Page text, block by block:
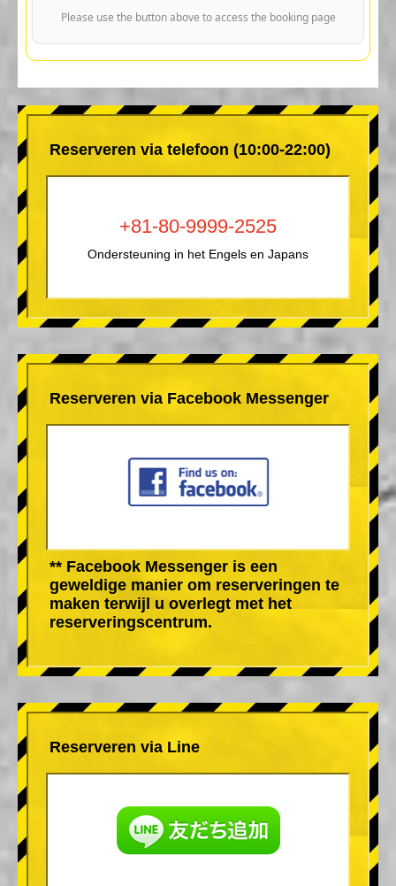
Please use the button above to access the booking page
Reserveren via telefoon (10:00-22:00)
+81-80-9999-2525
Ondersteuning in het Engels en Japans
Reserveren via Facebook Messenger
** Facebook Messenger is een
geweldige manier om reserveringen te
maken terwijl u overlegt met het
reserveringscentrum.
Reserveren via Line